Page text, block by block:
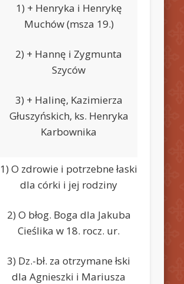
1) + Henryka i Henrykę
Muchów (msza 19.)
2) + Hannę i Zygmunta
Szyców
3) + Halinę, Kazimierza
Głuszyńskich, ks. Henryka
Karbownika
1) O zdrowie i potrzebne łaski
dla córki i jej rodziny
2) O błog. Boga dla Jakuba
Cieślika w 18. rocz. ur.
3) Dz.-bł. za otrzymane łski
dla Agnieszki i Mariusza